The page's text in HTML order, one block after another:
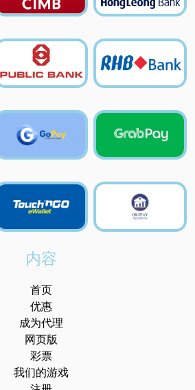
内容
首页
优惠
成为代理
网页版
彩票
我们的游戏